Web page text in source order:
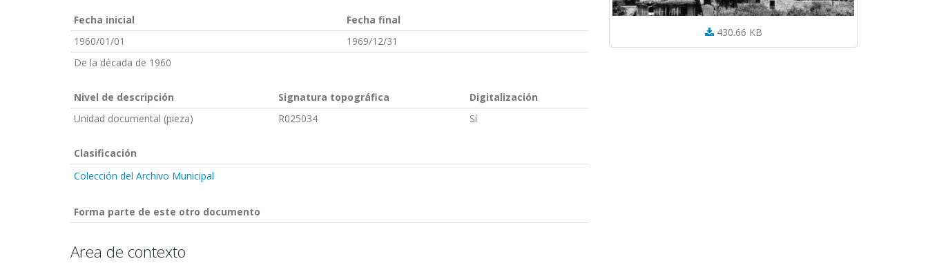
Fecha inicial
Fecha final
1960/01/01
1969/12/31
De la década de 1960
Nivel de descripción Signatura topográfica
Digitalización
Unidad documental (pieza)
R025034 Sí
Clasificación
Colección del Archivo Municipal
Forma parte de este otro documento
Area de contexto
430.66 KB